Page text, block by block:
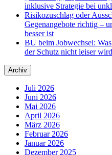
inklusive Strategie bei
Risikozuschlag oder
Gegenangebote richtig –
besser ist
BU beim Jobwechsel:
der Schutz nicht leiser wird
Archiv
Juli 2026
Juni 2026
Mai 2026
April 2026
März 2026
Februar 2026
Januar 2026
Dezember 2025